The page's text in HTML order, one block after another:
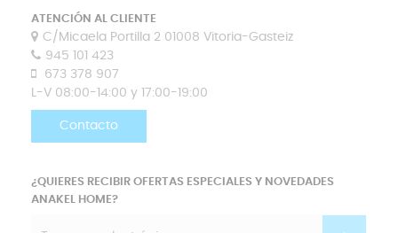
ATENCIÓN AL CLIENTE
C/Micaela Portilla 2 01008 Vitoria-Gasteiz
945 101 423
673 378 907
L-V 08:00-14:00 y 17:00-19:00
Contacto
¿QUIERES RECIBIR OFERTAS ESPECIALES Y NOVEDADES
ANAKEL HOME?